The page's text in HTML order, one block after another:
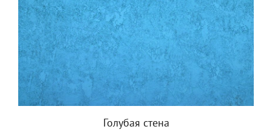
Голубая стена